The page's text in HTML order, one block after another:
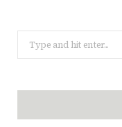
Search
for: